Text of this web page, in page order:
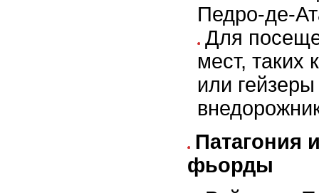
Педро-де-
Для
мест, таких
или
Патагония
фьорды